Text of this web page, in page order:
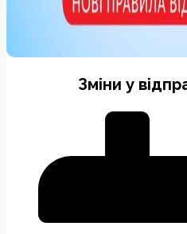
Зміни у